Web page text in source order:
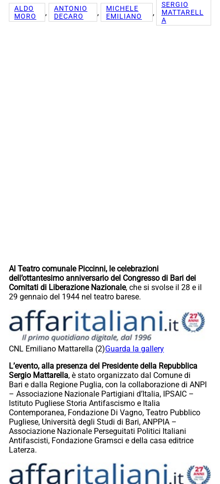
ALDO
MORO
,
ANTONIO
DECARO
,
MICHELE
EMILIANO
,
SERGIO
MATTARELL
A
Al Teatro comunale Piccinni, le celebrazioni
dell’ottantesimo anniversario del Congresso di Bari dei
Comitati di Liberazione Nazionale, che si svolse il 28 e il
29 gennaio del 1944 nel teatro barese.
CNL Emiliano Mattarella (2)Guarda la gallery
L’evento, alla presenza del Presidente della Repubblica
Sergio Mattarella, è stato organizzato dal Comune di
Bari e dalla Regione Puglia, con la collaborazione di ANPI
– Associazione Nazionale Partigiani d’Italia, IPSAIC –
Istituto Pugliese Storia Antifascismo e Italia
Contemporanea, Fondazione Di Vagno, Teatro Pubblico
Pugliese, Università degli Studi di Bari, ANPPIA –
Associazione Nazionale Perseguitati Politici Italiani
Antifascisti, Fondazione Gramsci e della casa editrice
Laterza.